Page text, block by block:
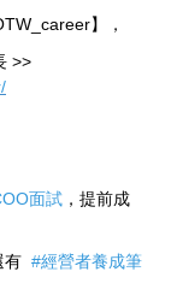
】，
>>
面試 ，提前成
有 #經營者養成筆